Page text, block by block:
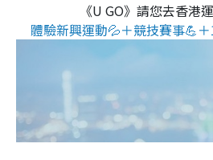
《U GO》請您去香港
體驗新興運動💦＋競技賽事💪